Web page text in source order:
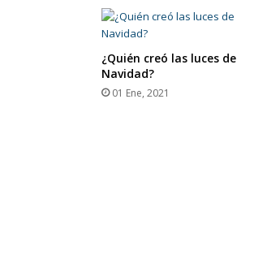
¿Quién creó las luces de
Navidad?
01 Ene, 2021